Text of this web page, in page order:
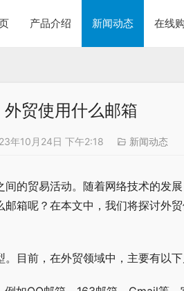
产品介绍 新闻动态 在线
外贸使用什么邮箱
年10月24日 下午2:18 新闻动态
的贸易活动。随着网络技术的发
箱呢？在本文中，我们将探讨外
目前，在外贸领域中，主要有以下